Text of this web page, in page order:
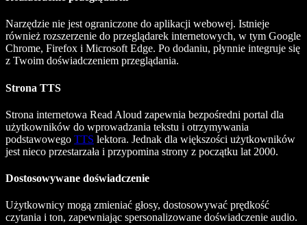
Narzędzie nie jest ograniczone do aplikacji webowej. Istnieje
również rozszerzenie do przeglądarek internetowych, w tym Google
Chrome, Firefox i Microsoft Edge. Po dodaniu, płynnie integruje się
z Twoim doświadczeniem przeglądania.
Strona TTS
Strona internetowa Read Aloud zapewnia bezpośredni portal dla
użytkowników do wprowadzania tekstu i otrzymywania
podstawowego TTS lektora. Jednak dla większości użytkowników
jest nieco przestarzała i przypomina strony z początku lat 2000.
Dostosowywane doświadczenie
Użytkownicy mogą zmieniać głosy, dostosowywać prędkość
czytania i ton, zapewniając spersonalizowane doświadczenie audio.